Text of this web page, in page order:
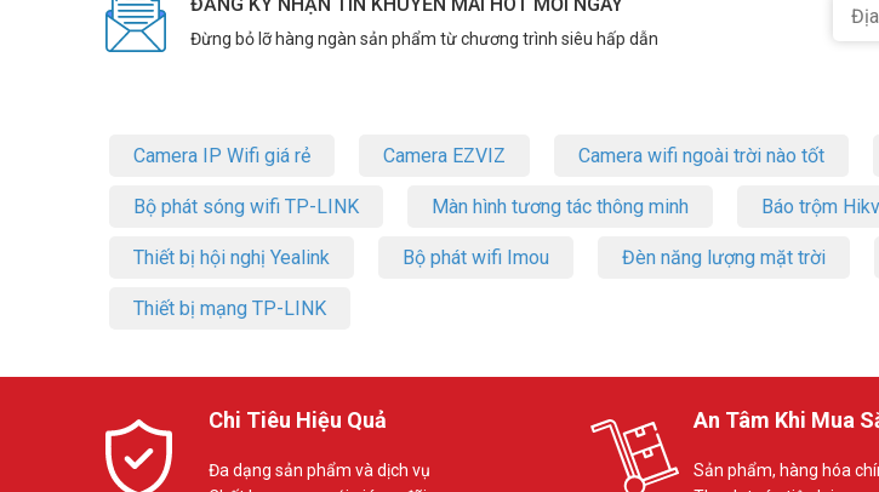
Đừng bỏ lỡ hàng ngàn sản phẩm từ chương trình siêu hấp dẫn
Camera IP Wifi giá rẻ Camera EZVIZ Camera wifi ngoài trời nào tốt
Bộ phát sóng wifi TP-LINK Màn hình tương tác thông minh Báo trộm
Thiết bị hội nghị Yealink Bộ phát wifi Imou Đèn năng lượng mặt trời
Thiết bị mạng TP-LINK
Chi Tiêu Hiệu Quả
Đa dạng sản phẩm và dịch vụ
An Tâm Khi Mua
Sản phẩm, hàng hóa